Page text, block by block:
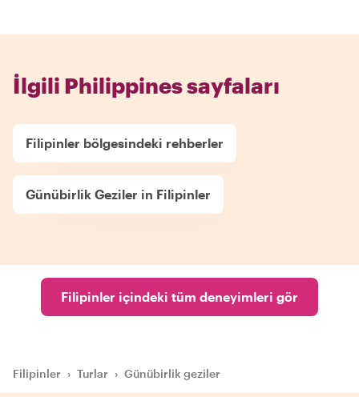
İlgili Philippines sayfaları
Filipinler bölgesindeki rehberler
Günübirlik Geziler in Filipinler
Filipinler içindeki tüm deneyimleri gör
Filipinler › Turlar › Günübirlik geziler